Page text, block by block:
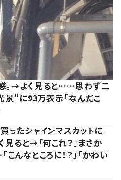
。→よく見ると……思わず二
景”に93万表示「なんだこ
ったシャインマスカットに
見ると→「何これ？」まさか
んなところに！？」「かわい